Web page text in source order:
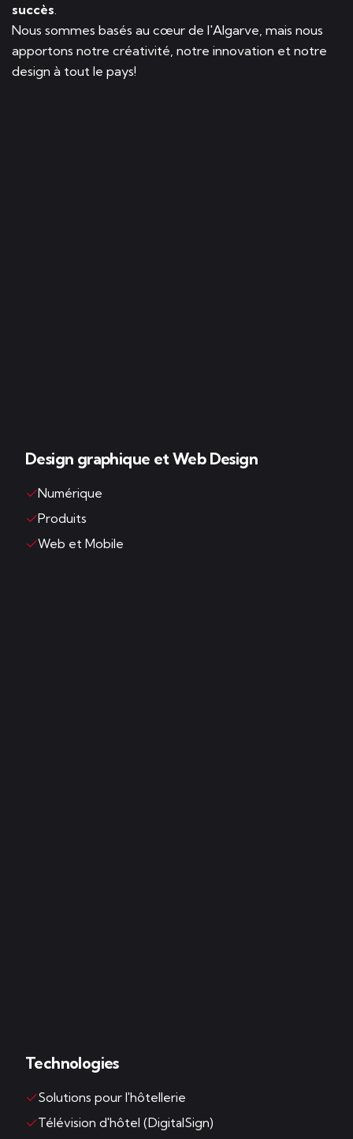
succès
Nous sommes basés au cœur de l'Algarve, mais nous
apportons notre créativité, notre innovation et notre
design à tout le pays!
Design graphique et Web Design
Numérique
Produits
Web et Mobile
Technologies
Solutions pour l'hôtellerie
Télévision d'hôtel (DigitalSign)